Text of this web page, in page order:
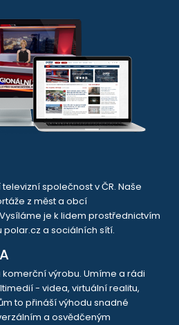
společnost v ČR. Naše
z měst a obcí
je k lidem prostřednictvím
a sociálních sítí.
výrobu. Umíme a rádi
- videa, virtuální realitu,
to přináší výhodu snadné
a osvědčeným